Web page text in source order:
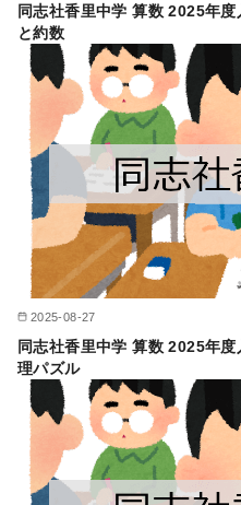
同志社香里中学 算数 2025年
と約数
2025-08-27
同志社香里中学 算数 2025年
理パズル